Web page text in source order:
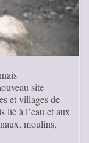
site
et villages de
lié à l’eau et aux
moulins,